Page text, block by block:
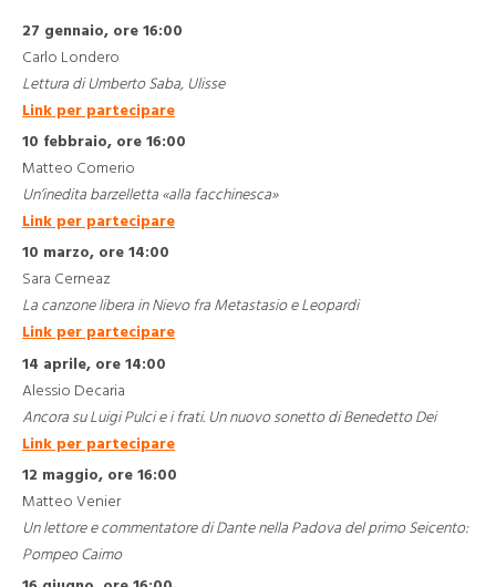
27 gennaio, ore 16:00
Carlo Londero
Lettura di Umberto Saba, Ulisse
Link per partecipare
10 febbraio, ore 16:00
Matteo Comerio
Un’inedita barzelletta «alla facchinesca»
Link per partecipare
10 marzo, ore 14:00
Sara Cerneaz
La canzone libera in Nievo fra Metastasio e Leopardi
Link per partecipare
14 aprile, ore 14:00
Alessio Decaria
Ancora su Luigi Pulci e i frati. Un nuovo sonetto di Benedetto Dei
Link per partecipare
12 maggio, ore 16:00
Matteo Venier
Un lettore e commentatore di Dante nella Padova del primo Seicento:
Pompeo Caimo